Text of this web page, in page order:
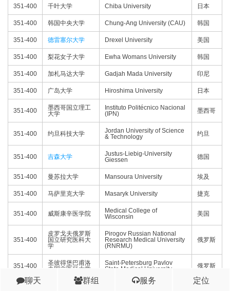
351-400 千叶大学 Chiba University 日本
351-400 韩国中央大学 Chung-Ang University (CAU) 韩国
351-400 德雷塞尔大学 Drexel University 美国
351-400 梨花女子大学 Ewha Womans University 韩国
351-400 加札马达大学 Gadjah Mada University 印尼
351-400 广岛大学 Hiroshima University 日本
351-400
墨西哥国立理工
大学
Instituto Politécnico Nacional
(IPN)
墨西哥
351-400 约旦科技大学
Jordan University of Science
& Technology
约旦
351-400 吉森大学
Justus-Liebig-University
Giessen
德国
351-400 曼苏拉大学 Mansoura University 埃及
351-400 马萨里克大学 Masaryk University 捷克
351-400 威斯康辛医学院
Medical College of
Wisconsin
美国
351-400
皮罗戈夫俄罗斯
国立研究医科大
学
Pirogov Russian National
Research Medical University
(RNRMU)
俄罗斯
351-400
圣彼得堡巴甫洛
夫国立医科大学
Saint-Petersburg Pavlov
State Medical University
俄罗斯
351-400 Shandong University 中国
聊天 群组 服务 定位